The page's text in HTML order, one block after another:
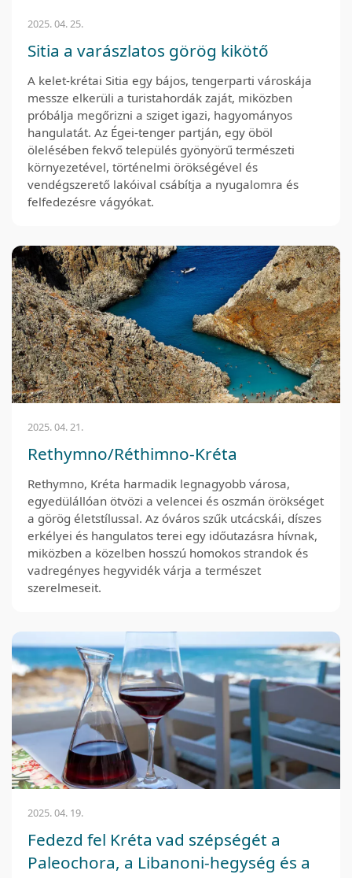
2025. 04. 25.
Sitia a varászlatos görög kikötő
A kelet-krétai Sitia egy bájos, tengerparti városkája
messze elkerüli a turistahordák zaját, miközben
próbálja megőrizni a sziget igazi, hagyományos
hangulatát. Az Égei-tenger partján, egy öböl
ölelésében fekvő település gyönyörű természeti
környezetével, történelmi örökségével és
vendégszerető lakóival csábítja a nyugalomra és
felfedezésre vágyókat.
2025. 04. 21.
Rethymno/Réthimno-Kréta
Rethymno, Kréta harmadik legnagyobb városa,
egyedülállóan ötvözi a velencei és oszmán örökséget
a görög életstílussal. Az óváros szűk utcácskái, díszes
erkélyei és hangulatos terei egy időutazásra hívnak,
miközben a közelben hosszú homokos strandok és
vadregényes hegyvidék várja a természet
szerelmeseit.
2025. 04. 19.
Fedezd fel Kréta vad szépségét a
Paleochora, a Libanoni-hegység és a